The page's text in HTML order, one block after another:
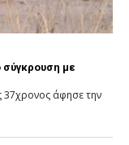
σύγκρουση με
37χρονος άφησε την